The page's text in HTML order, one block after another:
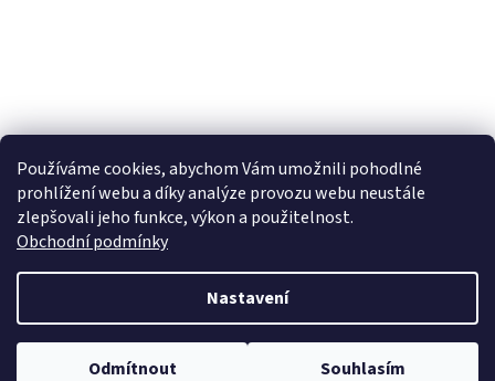
Používáme cookies, abychom Vám umožnili pohodlné
prohlížení webu a díky analýze provozu webu neustále
zlepšovali jeho funkce, výkon a použitelnost.
Obchodní podmínky
Nastavení
Odmítnout Souhlasím